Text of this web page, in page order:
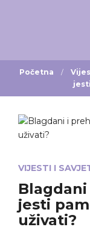
Početna
VIJESTI I
jesti
uživati?